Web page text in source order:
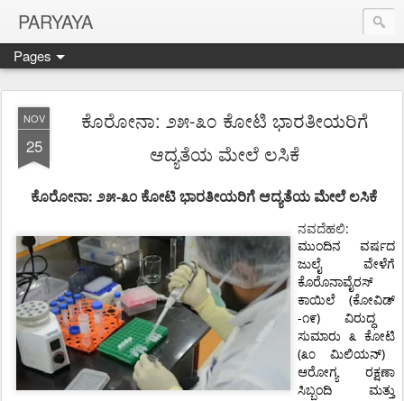
PARYAYA
Pages
NOV
25
ಕೊರೋನಾ: ೨೫-೩೦ ಕೋಟಿ ಭಾರತೀಯರಿಗೆ
ಆದ್ಯತೆಯ ಮೇಲೆ ಲಸಿಕೆ
ಕೊರೋನಾ: ೨೫-೩೦ ಕೋಟಿ ಭಾರತೀಯರಿಗೆ ಆದ್ಯತೆಯ ಮೇಲೆ ಲಸಿಕೆ
ನವದೆಹಲಿ:
ಮುಂದಿನ
ವರ್ಷದ
ಜುಲೈ
ವೇಳೆಗೆ
ಕೊರೊನಾವೈರಸ್
ಕಾಯಿಲೆ
(ಕೋವಿಡ್
-೧೯)
ವಿರುದ್ಧ
ಸುಮಾರು
೩ ಕೋಟಿ
(೩೦ ಮಿಲಿಯನ್)
ಆರೋಗ್ಯ
ರಕ್ಷಣಾ
ಸಿಬ್ಬಂದಿ
ಮತ್ತು